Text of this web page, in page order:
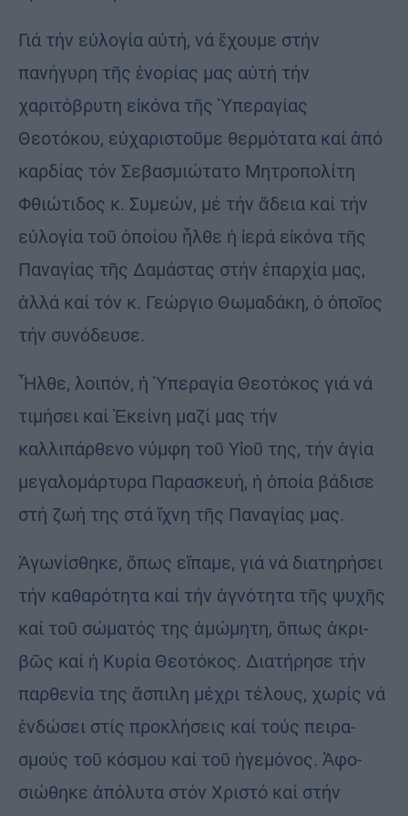
Γιά τήν εὐλογία αὐτή, νά ἔχουμε στήν
πανήγυρη τῆς ἐνορίας μας αὐτή τήν
χαριτόβρυτη εἰκόνα τῆς Ὑπεραγίας
Θεοτόκου, εὐχαριστοῦ­με θερμότατα καί ἀπό
καρδίας τόν Σεβασμιώτατο Μητροπολίτη
Φθι­ώ­τι­δος κ. Συ­μεών, μέ τήν ἄδεια καί τήν
εὐλογία τοῦ ὁποίου ἦλθε ἡ ἱερά εἰκόνα τῆς
Παναγίας τῆς Δα­μάστας στήν ἐπαρ­χία μας,
ἀλλά καί τόν κ. Γεώργιο Θωμαδάκη, ὁ ὁποῖος
τήν συνόδευσε.
Ἦλθε, λοιπόν, ἡ Ὑπεραγία Θεοτό­κος γιά νά
τιμήσει καί Ἐκείνη μαζί μας τήν
καλλιπάρθενο νύμφη τοῦ Υἱοῦ της, τήν ἁγία
με­γα­λομάρτυρα Παρασκευή, ἡ ὁποία βάδισε
στή ζωή της στά ἴχνη τῆς Παναγίας μας.
Ἀγωνίσθηκε, ὅπως εἴπαμε, γιά νά διατηρήσει
τήν κα­θαρότητα καί τήν ἁγνότητα τῆς ψυχῆς
καί τοῦ σώματός της ἀμώ­μητη, ὅπως ἀκρι­
βῶς καί ἡ Κυρία Θεοτόκος. Διατή­ρησε τήν
παρθενία της ἄσπιλη μέχρι τέλους, χωρίς νά
ἐνδώσει στίς προκλήσεις καί τούς πειρα­
σμούς τοῦ κόσμου καί τοῦ ἡγεμό­νος. Ἀφο­
σιώθηκε ἀπόλυ­τα στόν Χριστό καί στήν